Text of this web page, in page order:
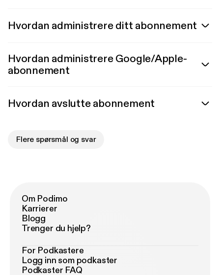
Hvordan administrere ditt abonnement
Hvordan administrere Google/Apple-
abonnement
Hvordan avslutte abonnement
Flere spørsmål og svar
Om Podimo
Karrierer
Blogg
Trenger du hjelp?
For Podkastere
Logg inn som podkaster
Podkaster FAQ